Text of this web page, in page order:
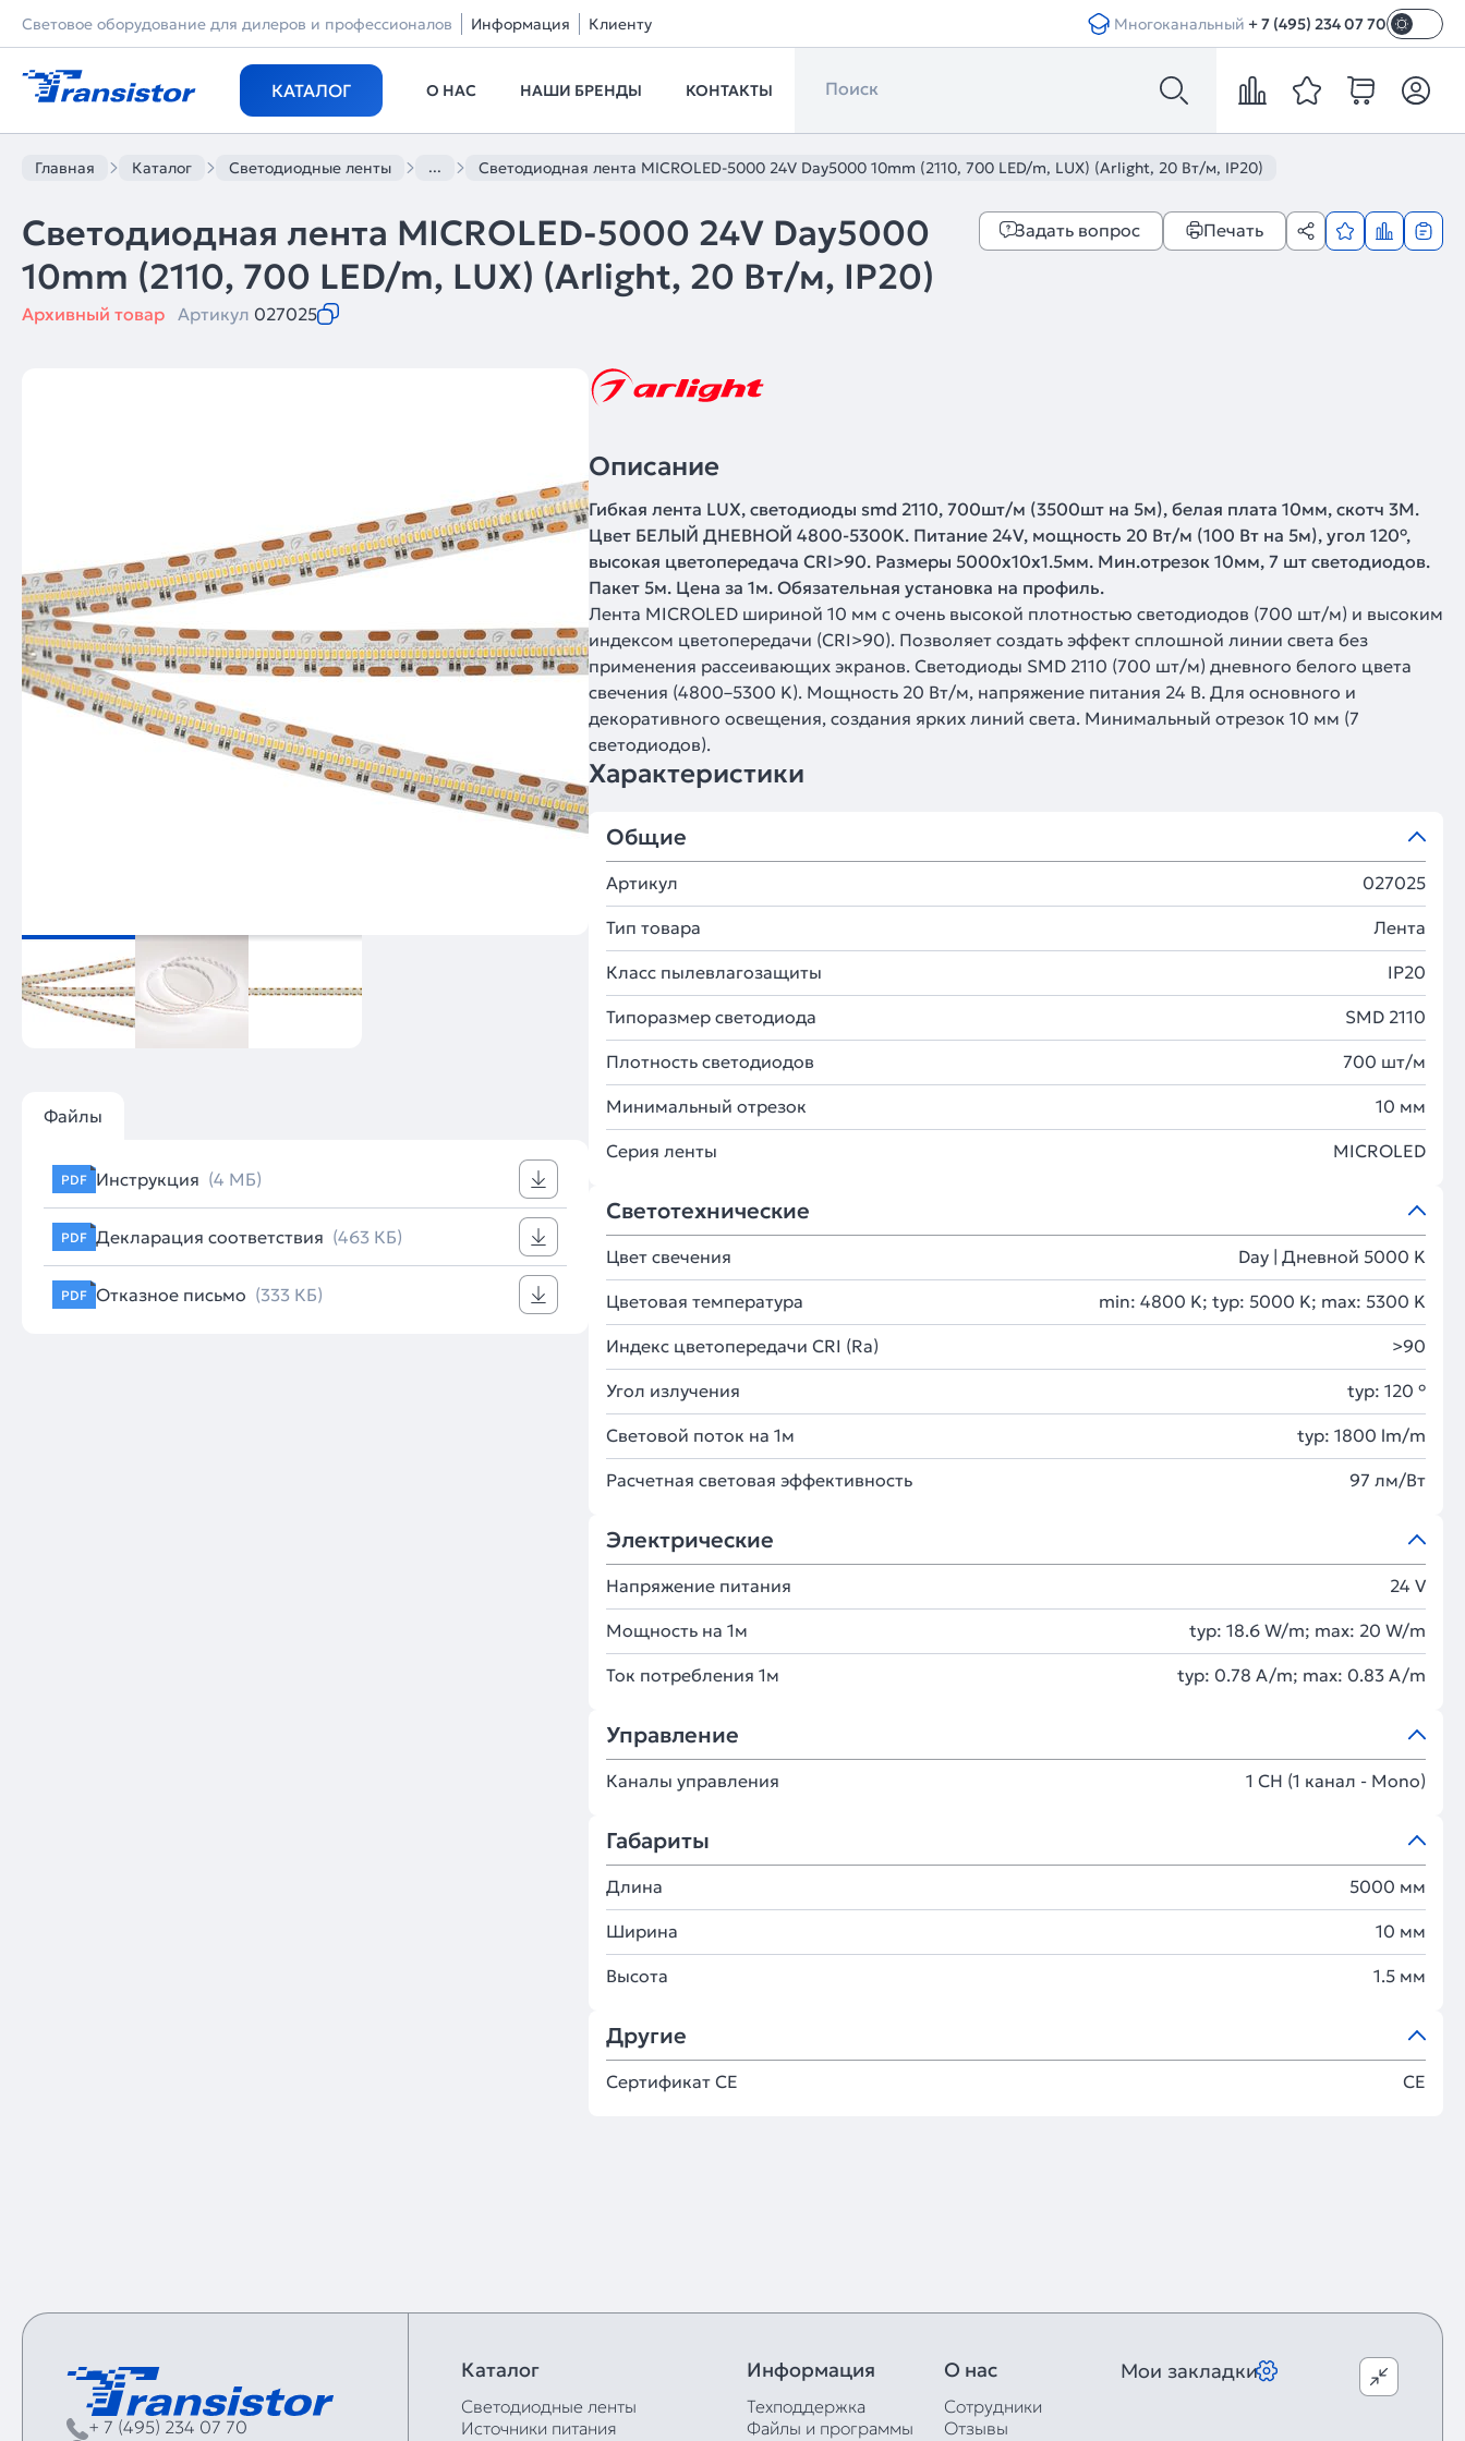
Световое оборудование для дилеров и профессионалов Информация Клиенту Многоканальный + 7 (495) 234 07 70
КАТАЛОГ О НАС НАШИ БРЕНДЫ КОНТАКТЫ
Главная Каталог Светодиодные ленты ... Светодиодная лента MICROLED-5000 24V Day5000 10mm (2110, 700 LED/m, LUX) (Arlight, 20 Вт/м, IP20)
Светодиодная лента MICROLED-5000 24V Day5000
10mm (2110, 700 LED/m, LUX) (Arlight, 20 Вт/м, IP20)
Архивный товар Артикул 027025
Задать вопрос Печать
Файлы
PDF Инструкция (4 МБ)
PDF Декларация соответствия (463 КБ)
PDF Отказное письмо (333 КБ)
Описание
Гибкая лента LUX, светодиоды smd 2110, 700шт/м (3500шт на 5м), белая плата 10мм, скотч 3М.
Цвет БЕЛЫЙ ДНЕВНОЙ 4800-5300K. Питание 24V, мощность 20 Вт/м (100 Вт на 5м), угол 120°,
высокая цветопередача CRI>90. Размеры 5000х10x1.5мм. Мин.отрезок 10мм, 7 шт светодиодов.
Пакет 5м. Цена за 1м. Обязательная установка на профиль.
Лента MICROLED шириной 10 мм с очень высокой плотностью светодиодов (700 шт/м) и высоким
индексом цветопередачи (CRI>90). Позволяет создать эффект сплошной линии света без
применения рассеивающих экранов. Светодиоды SMD 2110 (700 шт/м) дневного белого цвета
свечения (4800–5300 K). Мощность 20 Вт/м, напряжение питания 24 В. Для основного и
декоративного освещения, создания ярких линий света. Минимальный отрезок 10 мм (7
светодиодов).
Характеристики
Общие
Артикул 027025
Тип товара Лента
Класс пылевлагозащиты IP20
Типоразмер светодиода SMD 2110
Плотность светодиодов 700 шт/м
Минимальный отрезок 10 мм
Серия ленты MICROLED
Светотехнические
Цвет свечения Day | Дневной 5000 K
Цветовая температура min: 4800 K; typ: 5000 K; max: 5300 K
Индекс цветопередачи CRI (Ra) >90
Угол излучения typ: 120 °
Световой поток на 1м typ: 1800 lm/m
Расчетная световая эффективность 97 лм/Вт
Электрические
Напряжение питания 24 V
Мощность на 1м typ: 18.6 W/m; max: 20 W/m
Ток потребления 1м typ: 0.78 A/m; max: 0.83 A/m
Управление
Каналы управления 1 CH (1 канал - Mono)
Габариты
Длина 5000 мм
Ширина 10 мм
Высота 1.5 мм
Другие
Сертификат CE CE
+ 7 (495) 234 07 70
Каталог
Светодиодные ленты
Источники питания
Информация
Техподдержка
Файлы и программы
О нас
Сотрудники
Отзывы
Мои закладки